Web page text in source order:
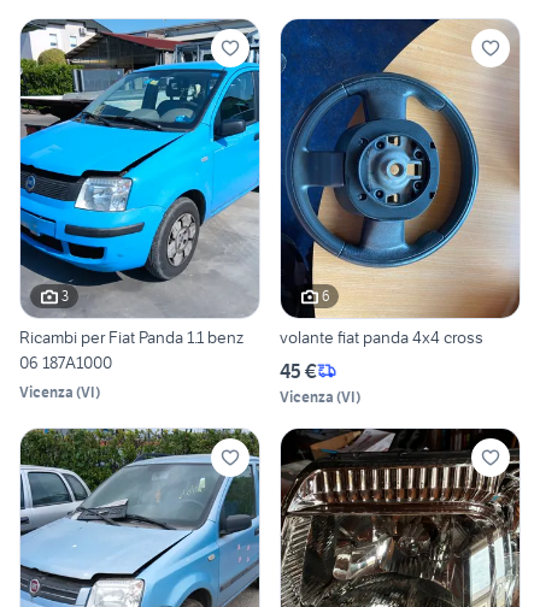
3
Ricambi per Fiat Panda 1.1 benz
06 187A1000
Vicenza (VI)
6
volante fiat panda 4x4 cross
45 €
Vicenza (VI)